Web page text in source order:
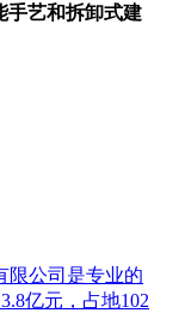
手艺和拆卸式建
限公司是专业的
亿元，占地102